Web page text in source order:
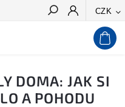
CZK
Hledat
DOMA: JAK SI
A POHODU